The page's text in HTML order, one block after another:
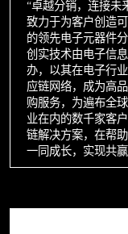
“卓越分销，连接未
致力于为客户创造
的领先电子元器件分
创实技术由电子信
办，以其在电子行
应链网络，成为高
购服务，为遍布全
业在内的数千家客
链解决方案，在帮
一同成长，实现共赢